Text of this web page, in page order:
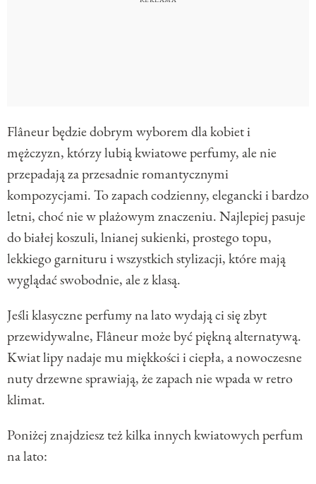
Flâneur będzie dobrym wyborem dla kobiet i
mężczyzn, którzy lubią kwiatowe perfumy, ale nie
przepadają za przesadnie romantycznymi
kompozycjami. To zapach codzienny, elegancki i bardzo
letni, choć nie w plażowym znaczeniu. Najlepiej pasuje
do białej koszuli, lnianej sukienki, prostego topu,
lekkiego garnituru i wszystkich stylizacji, które mają
wyglądać swobodnie, ale z klasą.
Jeśli klasyczne perfumy na lato wydają ci się zbyt
przewidywalne, Flâneur może być piękną alternatywą.
Kwiat lipy nadaje mu miękkości i ciepła, a nowoczesne
nuty drzewne sprawiają, że zapach nie wpada w retro
klimat.
Poniżej znajdziesz też kilka innych kwiatowych perfum
na lato: